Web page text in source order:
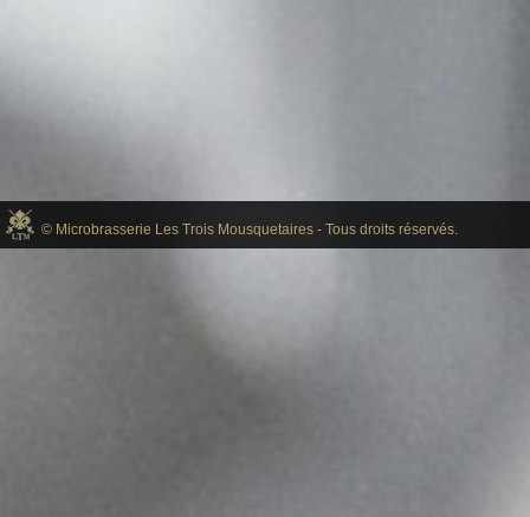
© Microbrasserie Les Trois Mousquetaires - Tous droits réservés.